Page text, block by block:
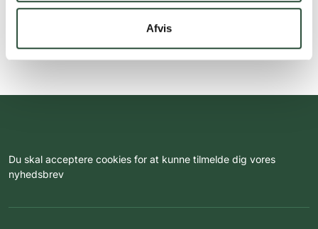
Afvis
Du skal acceptere cookies for at kunne tilmelde dig vores
nyhedsbrev